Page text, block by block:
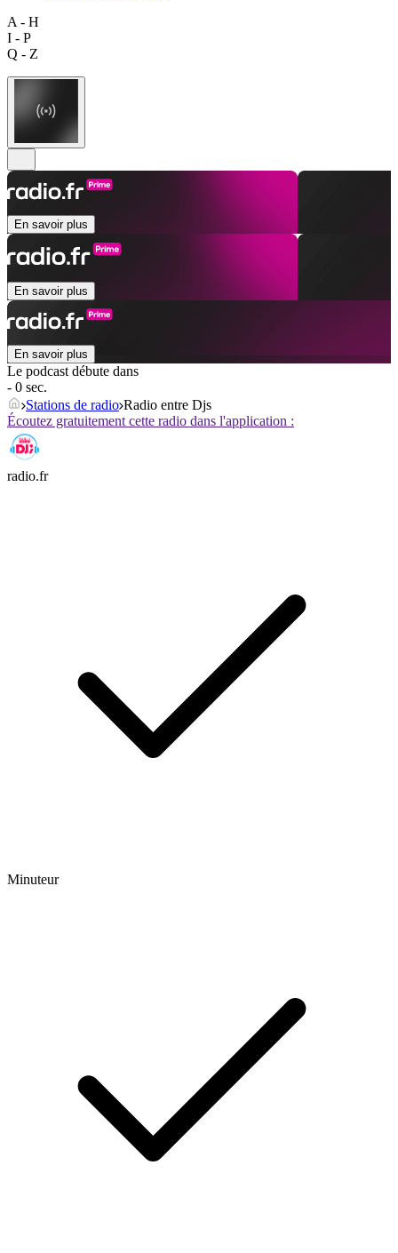
A - H
I - P
Q - Z
En savoir plus
En savoir plus
En savoir plus
Le podcast débute dans
- 0 sec.
Stations de radio Radio entre Djs
Écoutez gratuitement cette radio dans l'application :
radio.fr
Minuteur